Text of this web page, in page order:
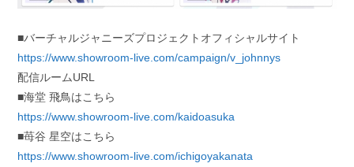
■バーチャルジャニーズプロジェクトオフィシャルサイト
https://www.showroom-live.com/campaign/v_johnnys
配信ルームURL
■海堂 ⾶⿃はこちら
https://www.showroom-live.com/kaidoasuka
■苺⾕ 星空はこちら
https://www.showroom-live.com/ichigoyakanata